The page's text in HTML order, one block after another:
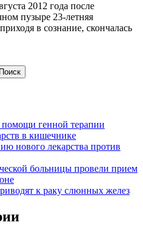
2012 года после
пузыре 23-летняя
в сознание, скончалась
Поиск
генной терапии
в кишечнике
нового лекарства против
больницы провели прием
к раку слюнных желез